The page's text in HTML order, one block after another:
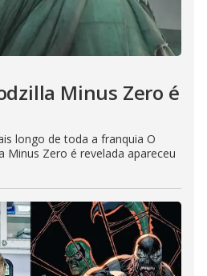
Minus Zero é
longo de toda a franquia O
Minus Zero é revelada apareceu